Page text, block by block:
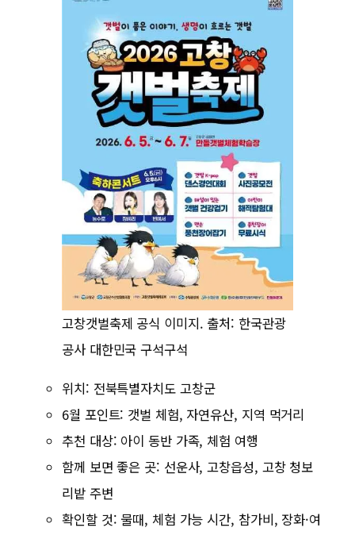
고창갯벌축제 공식 이미지. 출처: 한국관광
공사 대한민국 구석구석
위치: 전북특별자치도 고창군
6월 포인트: 갯벌 체험, 자연유산, 지역 먹거리
추천 대상: 아이 동반 가족, 체험 여행
함께 보면 좋은 곳: 선운사, 고창읍성, 고창 청보
리밭 주변
확인할 것: 물때, 체험 가능 시간, 참가비, 장화·여